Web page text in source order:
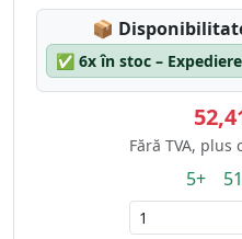
📦 Lagerstatus:
✅ 6x în stoc –
Fără TVA,
5+